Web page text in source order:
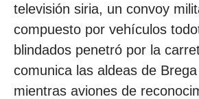
televisión siria, un convoy
compuesto por vehículos
blindados penetró por la
comunica las aldeas de
mientras aviones de